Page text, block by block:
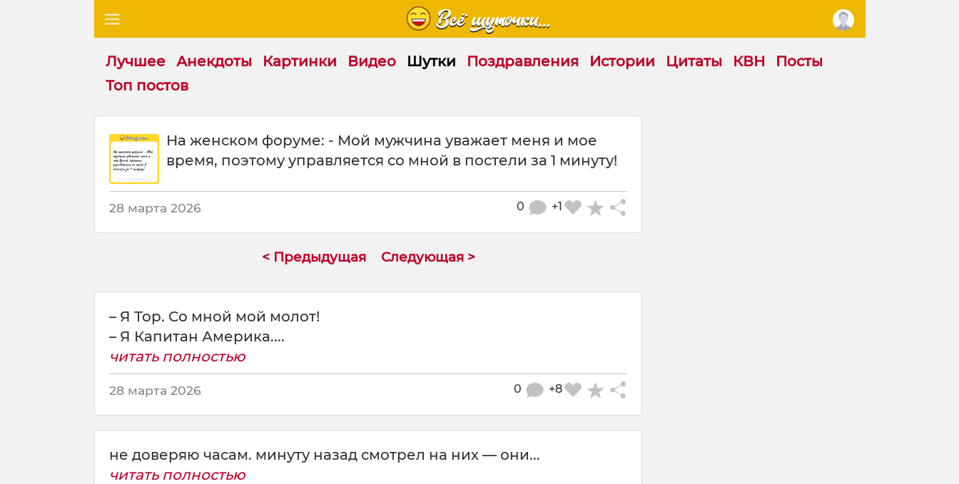
Лучшее Анекдоты Картинки Видео Шутки Поздравления Истории Цитаты КВН
Посты
Топ постов
у
м
На женском форуме: - Мой мужчина уважает меня и мое
время, поэтому управляется со мной в постели за 1 минуту!
28 марта 2026 +1
0
< Предыдущая Следующая >
– Я Тор. Со мной мой молот!
– Я Капитан Америка....
читать полностью
28 марта 2026 +8
0
не доверяю часам. минуту назад смотрел на них — они...
читать полностью